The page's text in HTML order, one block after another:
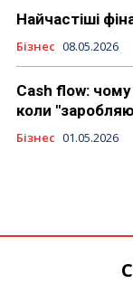
Найчастіші
Бізнес 08.05.2026
Cash flow: чому
коли
Бізнес 01.05.2026